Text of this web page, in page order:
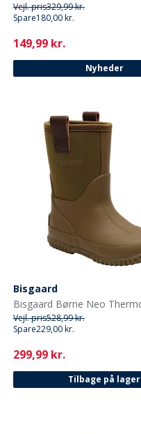
Vejl. pris329,99 kr.
Spare180,00 kr.
Current
149,99 kr.
Nyheder
Bisgaard
Vejl. pris528,99 kr.
Spare229,00 kr.
Current
299,99 kr.
Tilbage på lager